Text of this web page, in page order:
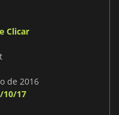
Clicar
de 2016
10/17